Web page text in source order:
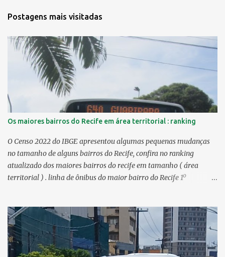
Postagens mais visitadas
Os maiores bairros do Recife em área territorial : ranking
O Censo 2022 do IBGE apresentou algumas pequenas mudanças
no tamanho de alguns bairros do Recife, confira no ranking
atualizado dos maiores bairros do recife em tamanho ( área
territorial ) . linha de ônibus do maior bairro do Recife 1º
Curado 7,98 km² 5º Boa Viagem 7,76 km² > no Censo 2010 : 7,53
km² 6º Imbiribeira 6,65 km² > no Censo 2010 : 6,66 km² 7º Pina
6,29 km² 8º Dois Irmãos 5,85 km² 9º Barro 4,54 km² 10º Iputinga
4,33 km² > no Censo 2010 : 4,34 km² 11º Cohab 4,33 km² > no